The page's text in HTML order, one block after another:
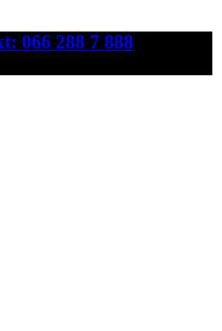
066 288 7 888